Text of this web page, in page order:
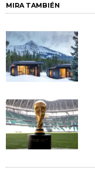
MIRA TAMBIÉN